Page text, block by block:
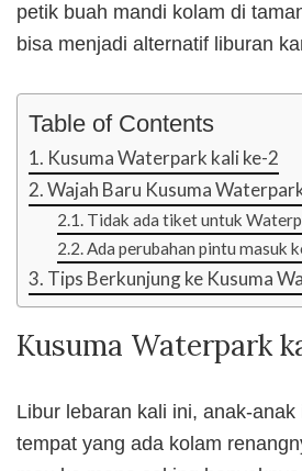
petik buah mandi kolam di
bisa menjadi alternatif liburan
Table of Contents
Kusuma Waterpark kali ke-2
Wajah Baru Kusuma
Tidak ada tiket untuk
Ada perubahan pintu masuk
Tips Berkunjung ke Kusuma
Kusuma Waterpark
Libur lebaran kali ini, anak-
tempat yang ada kolam